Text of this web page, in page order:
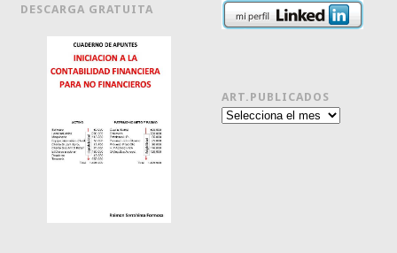
DESCARGA GRATUITA
ART.PUBLICADOS
Art.publicados